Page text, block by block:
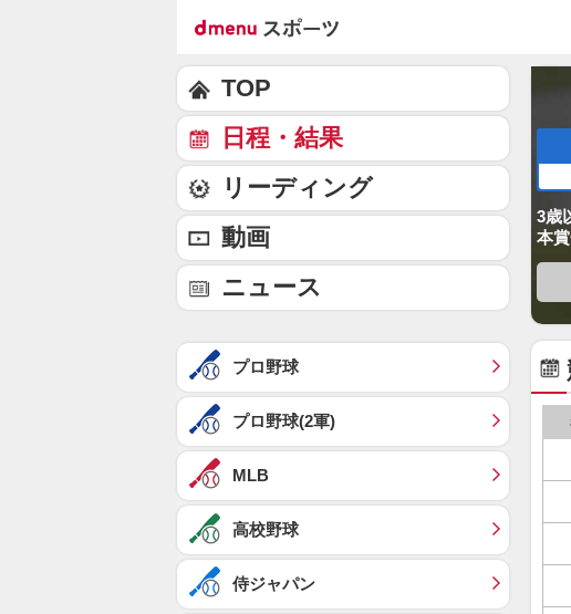
3歳
本
TOP
日程・結果
リーディング
動画
ニュース
プロ野球
プロ野球(2軍)
MLB
高校野球
侍ジャパン